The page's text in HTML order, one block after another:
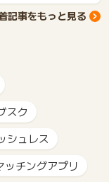
記事をもっと見る
スク
シュレス
ッチングアプリ